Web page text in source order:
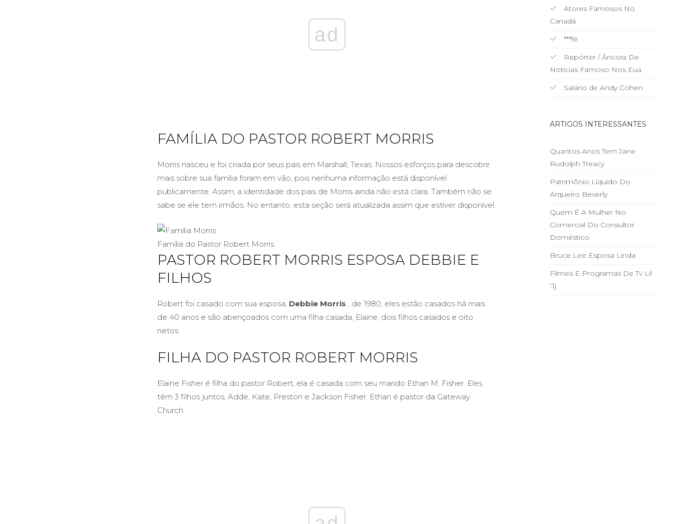
ad
FAMÍLIA DO PASTOR ROBERT MORRIS
Morris nasceu e foi criada por seus pais em Marshall, Texas. Nossos esforços para descobrir
mais sobre sua família foram em vão, pois nenhuma informação está disponível
publicamente. Assim, a identidade dos pais de Morris ainda não está clara. Também não se
sabe se ele tem irmãos. No entanto, esta seção será atualizada assim que estiver disponível.
Família do Pastor Robert Morris
PASTOR ROBERT MORRIS ESPOSA DEBBIE E
FILHOS
Robert foi casado com sua esposa, Debbie Morris
, de 1980, eles estão casados ​​há mais
de 40 anos e são abençoados com uma filha casada, Elaine, dois filhos casados ​​e oito
netos.
FILHA DO PASTOR ROBERT MORRIS
Elaine Fisher é filha do pastor Robert, ela é casada com seu marido Ethan M. Fisher. Eles
têm 3 filhos juntos, Adde, Kate, Preston e Jackson Fisher. Ethan é pastor da Gateway
Church.
Atores Famosos No
Canadá
***fé
Repórter / Âncora De
Notícias Famoso Nos Eua
Salário de Andy Cohen
ARTIGOS INTERESSANTES
Quantos Anos Tem Jane
Rudolph Treacy
Patrimônio Líquido Do
Arqueiro Beverly
Quem É A Mulher No
Comercial Do Consultor
Doméstico
Bruce Lee Esposa Linda
Filmes E Programas De Tv Lil
'jj